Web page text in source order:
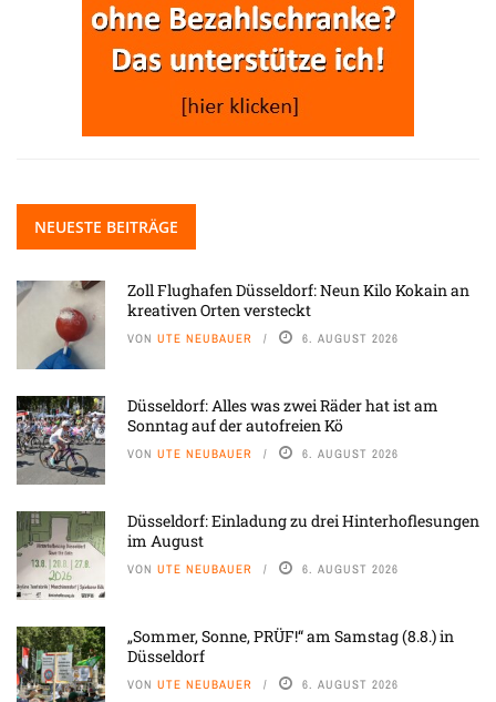
NEUESTE BEITRÄGE
Zoll Flughafen Düsseldorf: Neun Kilo Kokain an
kreativen Orten versteckt
VON UTE NEUBAUER 6. AUGUST 2026
Düsseldorf: Alles was zwei Räder hat ist am
Sonntag auf der autofreien Kö
VON UTE NEUBAUER 6. AUGUST 2026
Düsseldorf: Einladung zu drei Hinterhoflesungen
im August
VON UTE NEUBAUER 6. AUGUST 2026
„Sommer, Sonne, PRÜF!“ am Samstag (8.8.) in
Düsseldorf
VON UTE NEUBAUER 6. AUGUST 2026